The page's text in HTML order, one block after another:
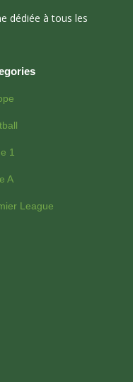
dédiée à tous les
1
A
League